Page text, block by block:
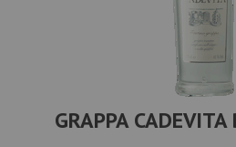
GRAPPA